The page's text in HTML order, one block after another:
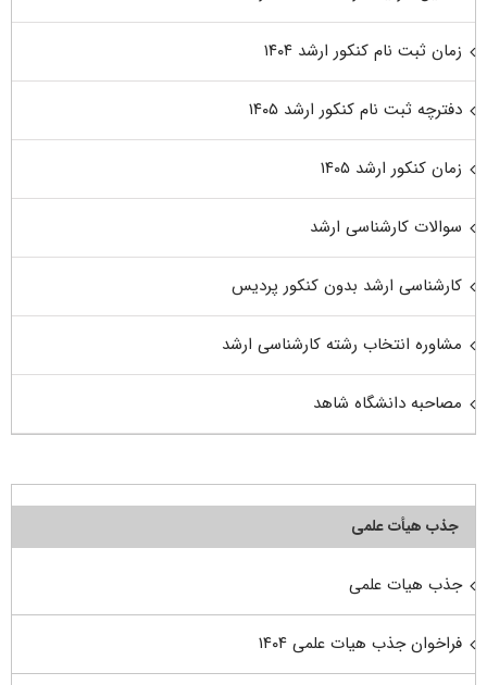
زمان ثبت نام کنکور ارشد ۱۴۰۴
دفترچه ثبت نام کنکور ارشد ۱۴۰۵
زمان کنکور ارشد ۱۴۰۵
سوالات کارشناسی ارشد
کارشناسی ارشد بدون کنکور پردیس
مشاوره انتخاب رشته کارشناسی ارشد
مصاحبه دانشگاه شاهد
جذب هیأت علمی
جذب هیات علمی
فراخوان جذب هیات علمی ۱۴۰۴